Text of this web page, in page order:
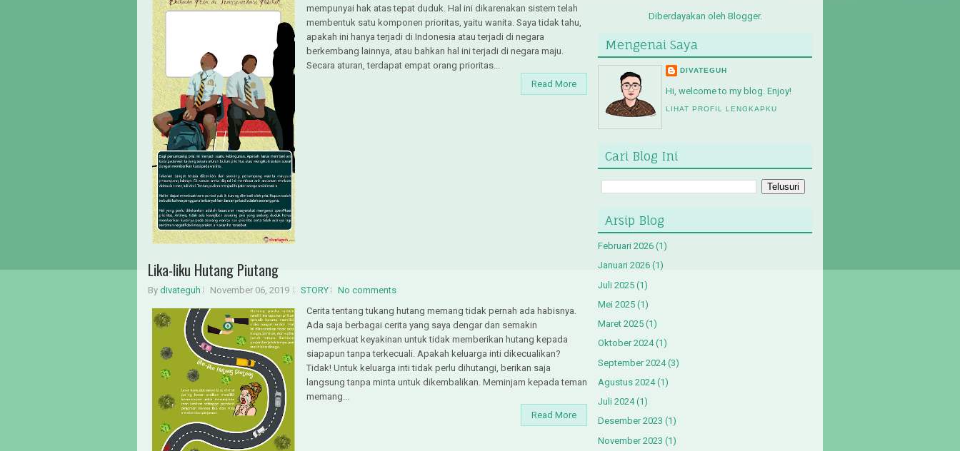
mempunyai hak atas tepat duduk. Hal ini dikarenakan sistem telah
membentuk satu komponen prioritas, yaitu wanita. Saya tidak tahu,
apakah ini hanya terjadi di Indonesia atau terjadi di negara
berkembang lainnya, atau bahkan hal ini terjadi di negara maju.
Secara aturan, terdapat empat orang prioritas...
Read More
Lika-liku Hutang Piutang
By divateguh November 06, 2019 STORY
No comments
Cerita tentang tukang hutang memang tidak pernah ada habisnya.
Ada saja berbagai cerita yang saya dengar dan semakin
memperkuat keyakinan untuk tidak memberikan hutang kepada
siapapun tanpa terkecuali. Apakah keluarga inti dikecualikan?
Tidak! Untuk keluarga inti tidak perlu dihutangi, berikan saja
langsung tanpa minta untuk dikembalikan. Meminjam kepada teman
memang...
Read More
Diberdayakan oleh Blogger.
Mengenai Saya
DIVATEGUH
Hi, welcome to my blog. Enjoy!
LIHAT PROFIL LENGKAPKU
Cari Blog Ini
Arsip Blog
Februari 2026 (1)
Januari 2026 (1)
Juli 2025 (1)
Mei 2025 (1)
Maret 2025 (1)
Oktober 2024(1)
September 2024(3)
Agustus 2024(1)
Juli 2024(1)
Desember 2023 (1)
November 2023 (1)